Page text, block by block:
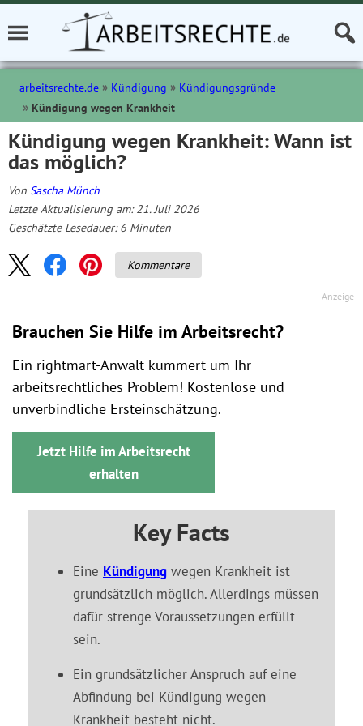
arbeitsrechte.de Kündigung
Kündigungsgründe
Kündigung wegen Krankheit
Kündigung wegen Krankheit: Wann ist
das möglich?
Von Sascha Münch
Letzte Aktualisierung am: 21. Juli 2026
Geschätzte Lesedauer: 6 Minuten
Kommentare
Brauchen Sie Hilfe im Arbeitsrecht?
Ein rightmart-Anwalt kümmert um Ihr
arbeitsrechtliches Problem! Kostenlose und
unverbindliche Ersteinschätzung.
Jetzt Hilfe im Arbeitsrecht
erhalten
Key Facts
Eine Kündigung wegen Krankheit ist
grundsätzlich möglich. Allerdings müssen
dafür strenge Voraussetzungen erfüllt
sein.
Ein grundsätzlicher Anspruch auf eine
Abfindung bei Kündigung wegen
Krankheit besteht nicht.